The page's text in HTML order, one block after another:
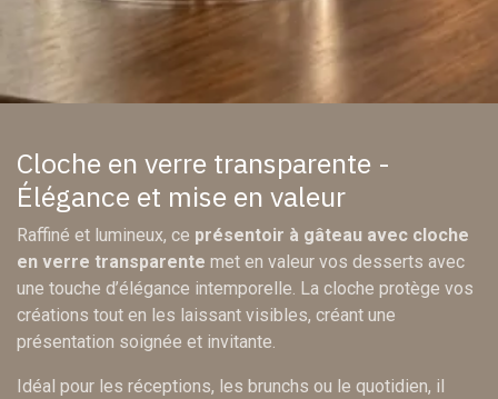
Cloche en verre transparente -
Élégance et mise en valeur
Raffiné et lumineux, ce présentoir à gâteau avec cloche
en verre transparente met en valeur vos desserts avec
une touche d’élégance intemporelle. La cloche protège vos
créations tout en les laissant visibles, créant une
présentation soignée et invitante.
Idéal pour les réceptions, les brunchs ou le quotidien, il